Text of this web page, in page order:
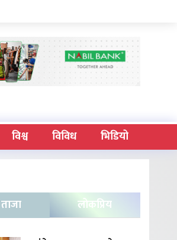
विश्व विविध भिडियो
ताजा लोकप्रिय